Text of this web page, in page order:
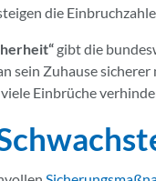
die
gibt die
sein Zuhause
Einbrüche